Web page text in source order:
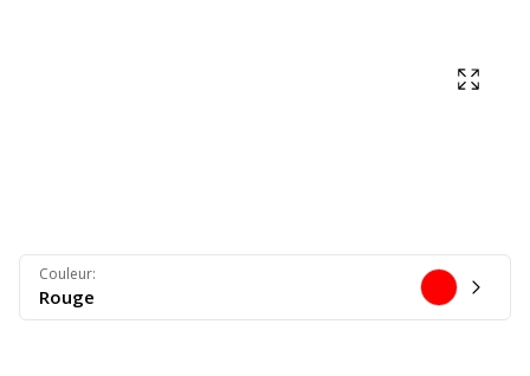
Couleur:
Rouge